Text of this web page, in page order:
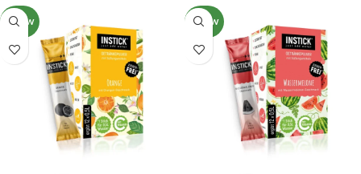
NIEUW NIEUW